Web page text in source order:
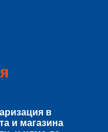
в
и магазина